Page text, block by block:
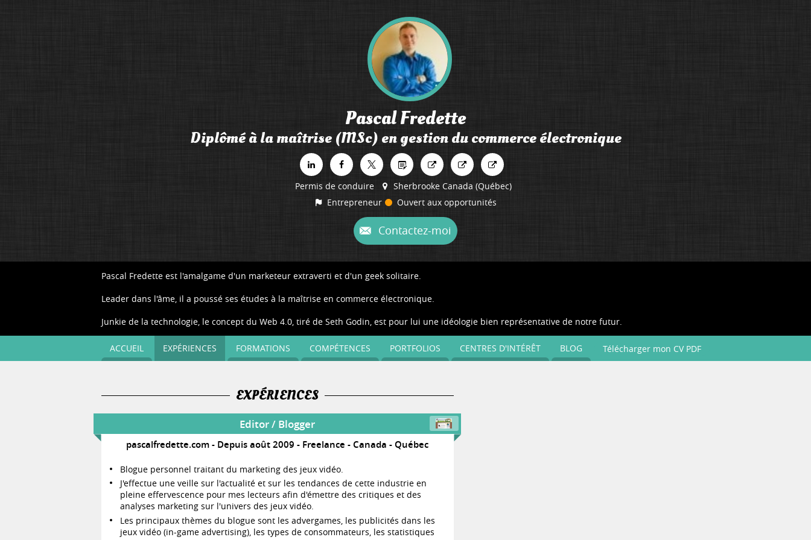
PascalFredette
Diplômé à la maîtrise (MSc) en gestion du commerce électronique
Permis de conduire
Sherbrooke Canada (Québec)
Entrepreneur
Ouvert aux opportunités
Contactez-moi
Pascal Fredette est l'amalgame d'un marketeur extraverti et d'un geek solitaire.
Leader dans l'âme, il a poussé ses études à la maîtrise en commerce électronique.
Junkie de la technologie, le concept du Web 4.0, tiré de Seth Godin, est pour lui une idéologie bien représentative de notre futur.
ACCUEIL EXPÉRIENCES FORMATIONS COMPÉTENCES PORTFOLIOS CENTRES D'INTÉRÊT BLOG Télécharger mon CV PDF
EXPÉRIENCES
Editor / Blogger
pascalfredette.com Depuis août 2009 Freelance Canada - Québec
Blogue personnel traitant du marketing des jeux vidéo.
J'effectue une veille sur l'actualité et sur les tendances de cette industrie en
pleine effervescence pour mes lecteurs afin d'émettre des critiques et des
analyses marketing sur l'univers des jeux vidéo.
Les principaux thèmes du blogue sont les advergames, les publicités dans les
jeux vidéo (in-game advertising), les types de consommateurs, les statistiques